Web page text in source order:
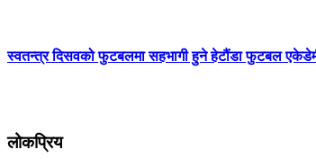
स्वतन्त्र दिसवको फुटबलमा सहभागी हुने हेटौंडा फुटबल
लोकप्रिय